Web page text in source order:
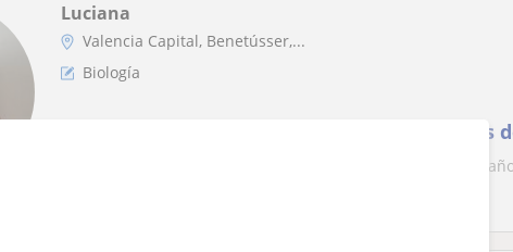
Luciana
Valencia Capital, Benetússer,...
Biología
Lic. en Biotecnología refuerzo para alumnos
Soy Licenciada en Biotecnología, tengo experiencia de dos